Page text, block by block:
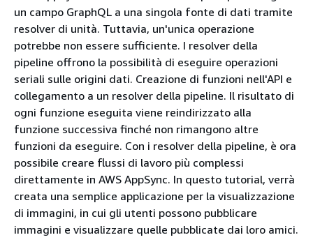
un campo GraphQL a una singola fonte di dati tramite
resolver di unità. Tuttavia, un'unica operazione
potrebbe non essere sufficiente. I resolver della
pipeline offrono la possibilità di eseguire operazioni
seriali sulle origini dati. Creazione di funzioni nell'API e
collegamento a un resolver della pipeline. Il risultato di
ogni funzione eseguita viene reindirizzato alla
funzione successiva finché non rimangono altre
funzioni da eseguire. Con i resolver della pipeline, è ora
possibile creare flussi di lavoro più complessi
direttamente in AWS AppSync. In questo tutorial, verrà
creata una semplice applicazione per la visualizzazione
di immagini, in cui gli utenti possono pubblicare
immagini e visualizzare quelle pubblicate dai loro amici.